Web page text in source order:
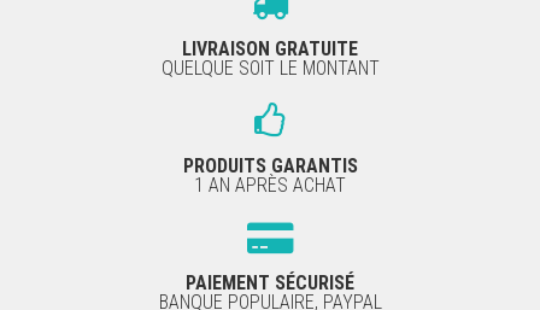
LIVRAISON GRATUITE
QUELQUE SOIT LE MONTANT
PRODUITS GARANTIS
1 AN APRÈS ACHAT
PAIEMENT SÉCURISÉ
BANQUE POPULAIRE, PAYPAL